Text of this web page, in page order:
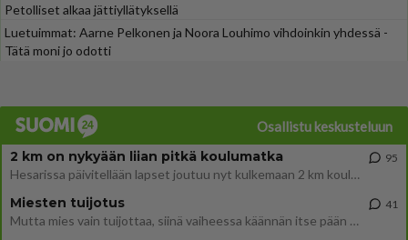
Petolliset alkaa jättiyllätyksellä
Luetuimmat: Aarne Pelkonen ja Noora Louhimo vihdoinkin yhdessä -
Tätä moni jo odotti
Osallistu keskusteluun
2 km on nykyään liian pitkä koulumatka
Hesarissa päivitellään lapset joutuu nyt kulkemaan 2 km kouluun jösses. Ruostefillarilla tuo matka menee vaikka miten äk
95
Miesten tuijotus
Mutta mies vain tuijottaa, siinä vaiheessa käännän itse pään pois. Mikä juttu? Yleensä jos joku tuijottaa tai katsoo, hä
41